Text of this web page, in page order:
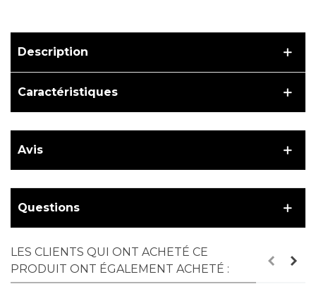
Description
Caractéristiques
Avis
Questions
LES CLIENTS QUI ONT ACHETÉ CE
PRODUIT ONT ÉGALEMENT ACHETÉ :